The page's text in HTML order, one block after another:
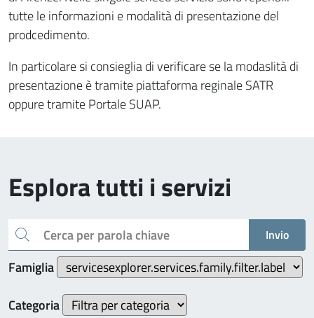
tutte le informazioni e modalità di presentazione del
prodcedimento.
In particolare si consieglia di verificare se la modaslità di
presentazione è tramite piattaforma reginale SATR
oppure tramite Portale SUAP.
Esplora tutti i servizi
Cerca per parola chiave Invio
Famiglia
Categoria